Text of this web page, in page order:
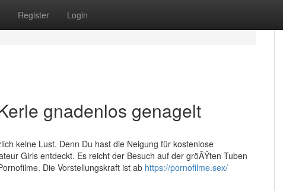
Register Login
gnadenlos genagelt
keine Lust. Denn Du hast die Neigung für kostenlose
Girls entdeckt. Es reicht der Besuch auf der gröÃŸten Tuben
Die Vorstellungskraft ist ab https://pornofilme.sex/